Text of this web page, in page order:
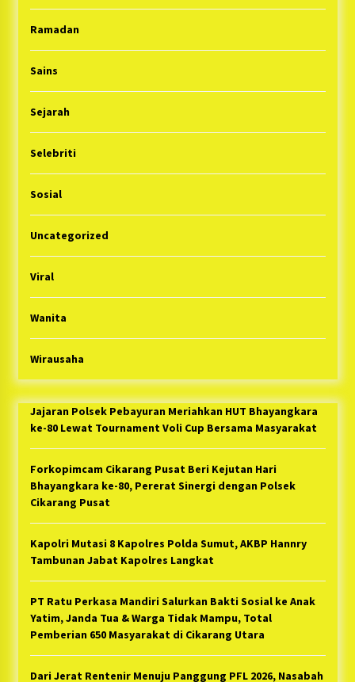
Ramadan
Sains
Sejarah
Selebriti
Sosial
Uncategorized
Viral
Wanita
Wirausaha
Jajaran Polsek Pebayuran Meriahkan HUT Bhayangkara
ke-80 Lewat Tournament Voli Cup Bersama Masyarakat
Forkopimcam Cikarang Pusat Beri Kejutan Hari
Bhayangkara ke-80, Pererat Sinergi dengan Polsek
Cikarang Pusat
Kapolri Mutasi 8 Kapolres Polda Sumut, AKBP Hannry
Tambunan Jabat Kapolres Langkat
PT Ratu Perkasa Mandiri Salurkan Bakti Sosial ke Anak
Yatim, Janda Tua & Warga Tidak Mampu, Total
Pemberian 650 Masyarakat di Cikarang Utara
Dari Jerat Rentenir Menuju Panggung PFL 2026, Nasabah